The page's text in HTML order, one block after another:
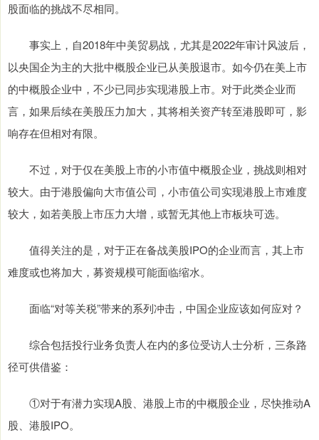
股面临的挑战不尽相同。
事实上，自2018年中美贸易战，尤其是2022年审计风波后，
以央国企为主的大批中概股企业已从美股退市。如今仍在美上市
的中概股企业中，不少已同步实现港股上市。对于此类企业而
言，如果后续在美股压力加大，其将相关资产转至港股即可，影
响存在但相对有限。
不过，对于仅在美股上市的小市值中概股企业，挑战则相对
较大。由于港股偏向大市值公司，小市值公司实现港股上市难度
较大，如若美股上市压力大增，或暂无其他上市板块可选。
值得关注的是，对于正在备战美股IPO的企业而言，其上市
难度或也将加大，募资规模可能面临缩水。
面临“对等关税”带来的系列冲击，中国企业应该如何应对？
综合包括投行业务负责人在内的多位受访人士分析，三条路
径可供借鉴：
①对于有潜力实现A股、港股上市的中概股企业，尽快推动A
股、港股IPO。